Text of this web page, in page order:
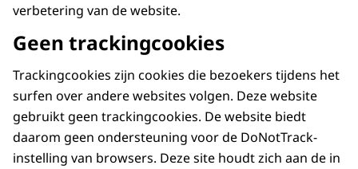
verbetering van de website.
Geen trackingcookies
Trackingcookies zijn cookies die bezoekers tijdens het
surfen over andere websites volgen. Deze website
gebruikt geen trackingcookies. De website biedt
daarom geen ondersteuning voor de DoNotTrack-
instelling van browsers. Deze site houdt zich aan de in